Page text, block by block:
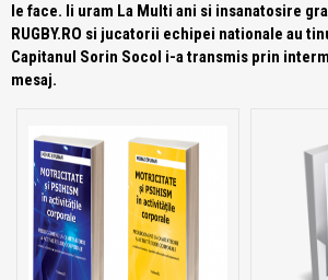
le face. Ii uram La Multi ani si insanatosire
RUGBY.RO si jucatorii echipei nationale au
Capitanul Sorin Socol i-a transmis prin
mesaj.